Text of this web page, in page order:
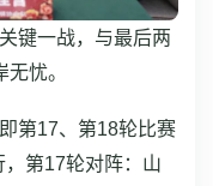
键一战，与最后两
忧。
第17、第18轮比赛
第17轮对阵：山